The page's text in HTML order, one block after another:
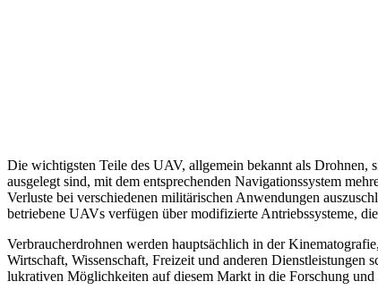
Die wichtigsten Teile des UAV, allgemein bekannt als Drohnen,
ausgelegt sind, mit dem entsprechenden Navigationssystem
Verluste bei verschiedenen militärischen Anwendungen
betriebene UAVs verfügen über modifizierte Antriebssysteme,
Verbraucherdrohnen werden hauptsächlich in der
Wirtschaft, Wissenschaft, Freizeit und anderen
lukrativen Möglichkeiten auf diesem Markt in die Forschung